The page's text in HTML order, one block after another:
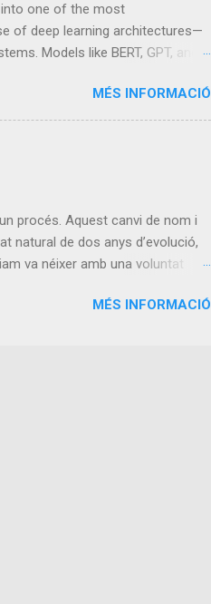
into one of the most
of deep learning architectures—
Models like BERT, GPT, and
resource-intensive, requiring
a new concept: MicroAI
MicroAI focuses on
based computation, and
MÉS INFORMACIÓ
procés. Aquest canvi de nom i
natural de dos anys d’evolució,
va néixer amb una voluntat
coneixement. Alterego
MÉS INFORMACIÓ